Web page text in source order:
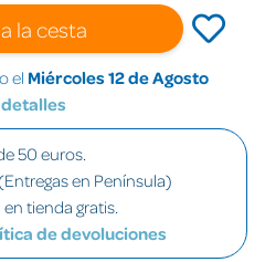
la cesta
el Miércoles 12 de Agosto
50 euros.
en Península)
tienda gratis.
de devoluciones